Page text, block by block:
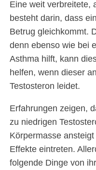
Eine weit verbreitete,
besteht darin, dass
Betrug gleichkommt.
denn ebenso wie bei
Asthma hilft, kann
helfen, wenn dieser
Testosteron leidet.
Erfahrungen zeigen,
zu niedrigen
Körpermasse
Effekte eintreten.
folgende Dinge von